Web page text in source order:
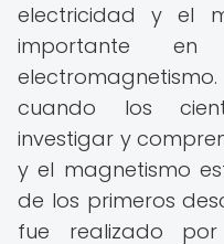
electricidad y el
importante
cuando los
investigar y
y el magnetismo
de los primeros
fue realizado